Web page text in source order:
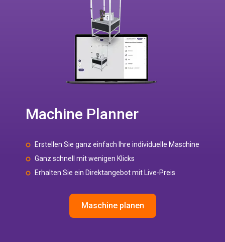
Machine Planner
Erstellen Sie ganz einfach Ihre individuelle Maschine
Ganz schnell mit wenigen Klicks
Erhalten Sie ein Direktangebot mit Live-Preis
Maschine planen